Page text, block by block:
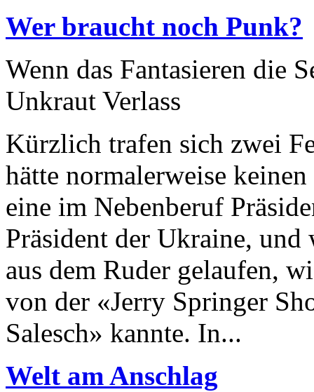
Wer braucht noch Punk?
Wenn das Fantasieren die
Unkraut Verlass
Kürzlich trafen sich zwei
hätte normalerweise
eine im Nebenberuf
Präsident der Ukraine,
aus dem Ruder gelaufen,
von der «Jerry Springer
Salesch» kannte. In...
Welt am Anschlag